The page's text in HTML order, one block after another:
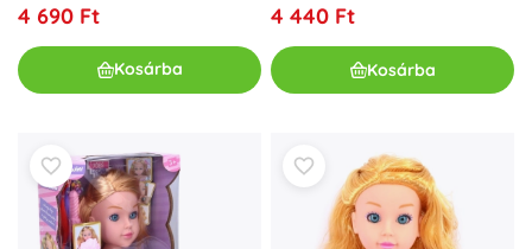
4 690 Ft
Kosárba
4 440 Ft
Kosárba